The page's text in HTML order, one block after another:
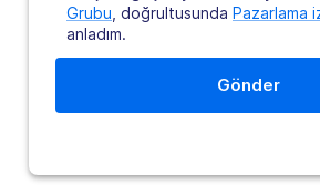
Grubu , doğrultusunda Pazarlama
anladım.